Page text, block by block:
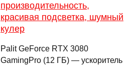
производительность,
красивая подсветка, шумный
кулер
Palit GeForce RTX 3080
GamingPro (12 ГБ) — ускоритель